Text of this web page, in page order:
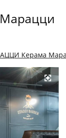
Керама